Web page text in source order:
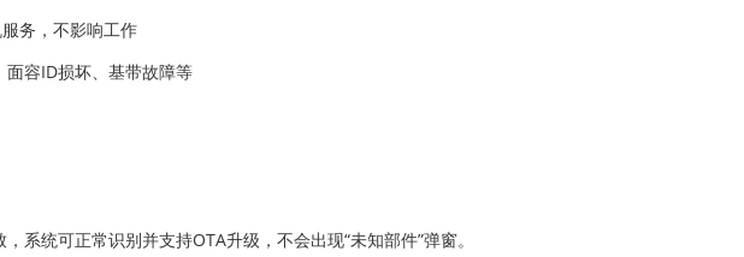
务，不影响工作
容ID损坏、基带故障等
系统可正常识别并支持OTA升级，不会出现“未知部件”弹窗。